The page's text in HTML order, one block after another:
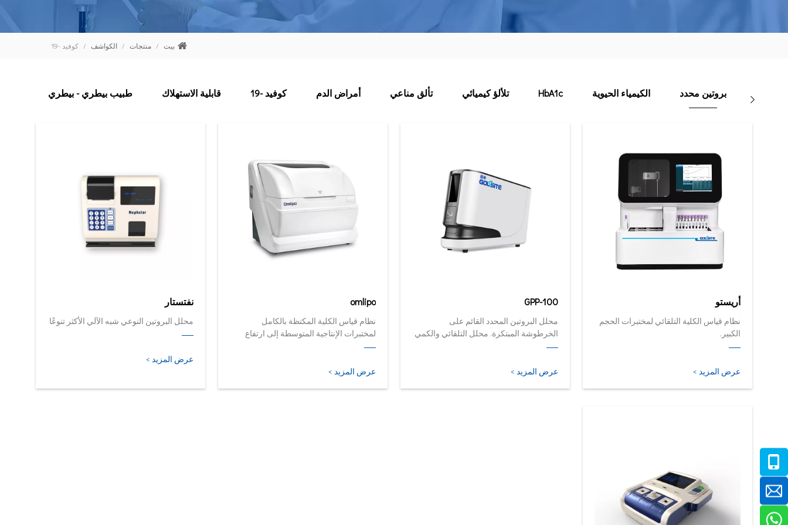
بيت / منتجات / الكواشف / كوفيد -19
بروتين محدد الكيمياء الحيوية HbA1c تلألؤ كيميائي تألق مناعي أمراض الدم كوفيد -19 قابلية الاستهلاك طبيب بيطري - بيطري
أريستو
نظام قياس الكلية التلقائي لمختبرات الحجم
الكبير.
عرض المزيد >
GPP-100
محلل البروتين المحدد القائم على
الخرطوشة المبتكرة. محلل التلقائي والكمي
الآن في أصغر وأذكى أشكاله.
عرض المزيد >
omlipo
نظام قياس الكلية المكتظة بالكامل
لمختبرات الإنتاجية المتوسطة إلى ارتفاع
حجمها.
عرض المزيد >
نفتستار
محلل البروتين النوعي شبه الآلي الأكثر تنوعًا
عرض المزيد >